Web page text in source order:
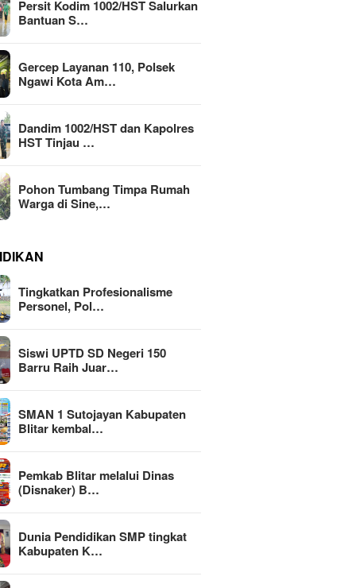
Persit Kodim 1002/HST Salurkan
Bantuan S…
Gercep Layanan 110, Polsek
Ngawi Kota Am…
Dandim 1002/HST dan Kapolres
HST Tinjau …
Pohon Tumbang Timpa Rumah
Warga di Sine,…
Tingkatkan Profesionalisme
Personel, Pol…
Siswi UPTD SD Negeri 150
Barru Raih Juar…
SMAN 1 Sutojayan Kabupaten
Blitar kembal…
Pemkab Blitar melalui Dinas
(Disnaker) B…
Dunia Pendidikan SMP tingkat
Kabupaten K…